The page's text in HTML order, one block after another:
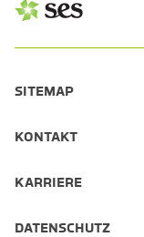
SITEMAP
KONTAKT
KARRIERE
DATENSCHUTZ